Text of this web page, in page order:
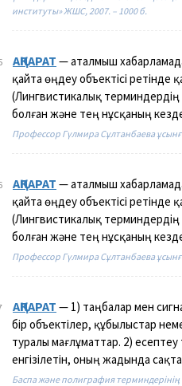
институты» ЖШС, 2007. – 1000 б.
АҚПАРАТ — аталмыш
қайта өңдеу объектісі ретінде
(Лингвистикалық терминдердің
болған және тең нұсқаның
Профессор Гүлмира Сұлтанбаева
АҚПАРАТ — аталмыш
қайта өңдеу объектісі ретінде
(Лингвистикалық терминдердің
болған және тең нұсқаның
Профессор Гүлмира Сұлтанбаева
АҚПАРАТ — 1) таңбалар мен
бір объектілер, құбылыстар
туралы мағлұматтар. 2)
енгізілетін, оның жадында
Баспа және полиграфия терминдерінің